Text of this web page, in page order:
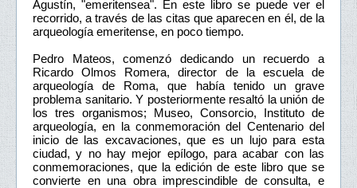
Agustín, "emeritensea". En este libro se puede ver el
recorrido, a través de las citas que aparecen en él, de la
arqueología emeritense, en poco tiempo.
Pedro Mateos, comenzó dedicando un recuerdo a
Ricardo Olmos Romera, director de la escuela de
arqueología de Roma, que había tenido un grave
problema sanitario. Y posteriormente resaltó la unión de
los tres organismos; Museo, Consorcio, Instituto de
arqueología, en la conmemoración del Centenario del
inicio de las excavaciones, que es un lujo para esta
ciudad, y no hay mejor epílogo, para acabar con las
conmemoraciones, que la edición de este libro que se
convierte en una obra imprescindible de consulta, e